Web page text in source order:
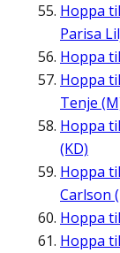
Hoppa
Parisa
Hoppa
Hoppa
Tenje
Hoppa
(KD)
Hoppa
Carlson
Hoppa
Hoppa